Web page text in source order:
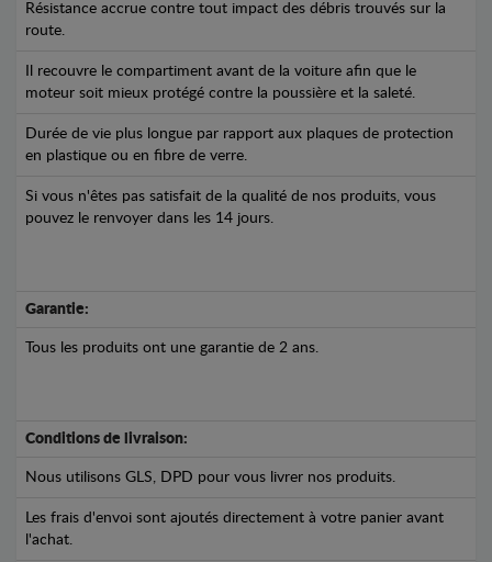
Résistance accrue contre tout impact des débris trouvés sur la
route.
Il recouvre le compartiment avant de la voiture afin que le
moteur soit mieux protégé contre la poussière et la saleté.
Durée de vie plus longue par rapport aux plaques de protection
en plastique ou en fibre de verre.
Si vous n'êtes pas satisfait de la qualité de nos produits, vous
pouvez le renvoyer dans les 14 jours.
Garantie:
Tous les produits ont une garantie de 2 ans.
Conditions de livraison:
Nous utilisons GLS, DPD pour vous livrer nos produits.
Les frais d'envoi sont ajoutés directement à votre panier avant
l'achat.